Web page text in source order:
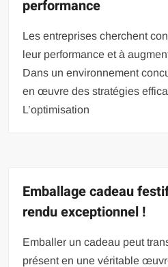
performance
Les entreprises cherchent
leur performance et à
Dans un environnement
en œuvre des stratégies
L’optimisation
Emballage cadeau
rendu exceptionnel !
Emballer un cadeau peut
présent en une véritable